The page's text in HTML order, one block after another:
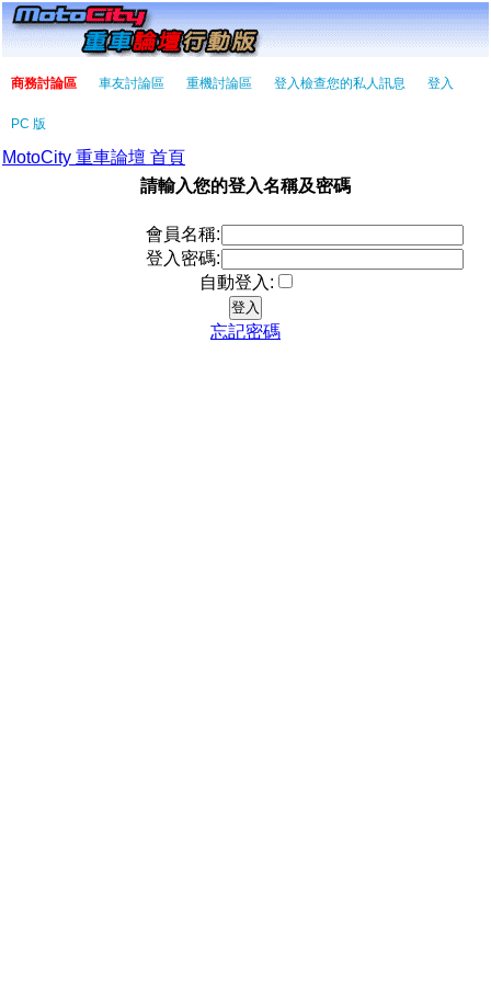
商務討論區 車友討論區 重機討論區 登入檢查您的私人訊息 登入
PC 版
MotoCity 重車論壇 首頁
請輸入您的登入名稱及密碼
會員名稱:
登入密碼:
自動登入:
忘記密碼